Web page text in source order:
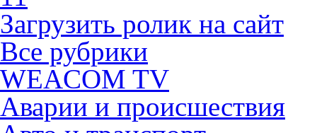
Загрузить ролик на сайт
Все рубрики
WEACOM TV
Аварии и происшествия